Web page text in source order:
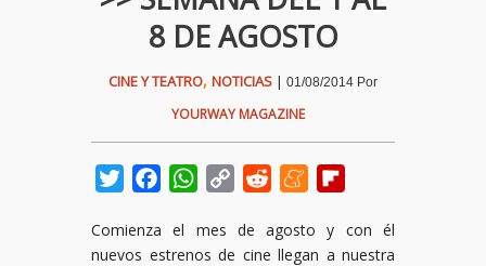
8 DE AGOSTO
CINE Y TEATRO, NOTICIAS | 01/08/2014 Por
YOURWAY MAGAZINE
TwitterFacebookWhatsApp
Copy
Reddit Meneame
Comienza el mes de agosto y con él
nuevos estrenos de cine llegan a nuestra